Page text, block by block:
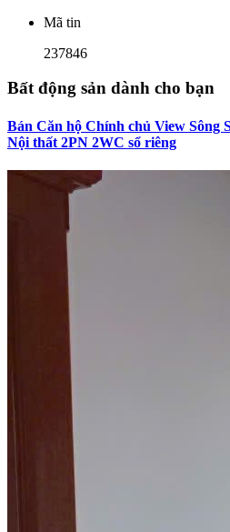
Mã tin
237846
Bất động sản dành cho bạn
Bán Căn hộ Chính chủ View Sông
Nội thất 2PN 2WC sổ riêng